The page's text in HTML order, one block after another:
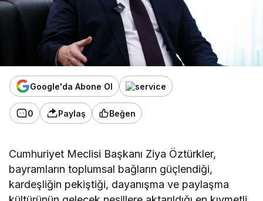
Google'da Abone Ol
0 Paylaş Beğen
Cumhuriyet Meclisi Başkanı Ziya Öztürkler,
bayramların toplumsal bağların güçlendiği,
kardeşliğin pekiştiği, dayanışma ve paylaşma